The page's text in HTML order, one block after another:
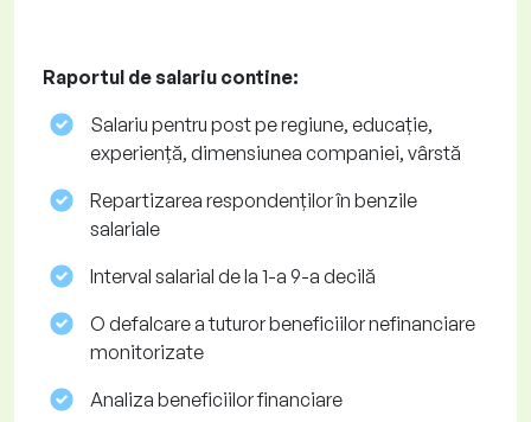
Raportul de salariu contine:
Salariu pentru post pe regiune, educație,
experiență, dimensiunea companiei, vârstă
Repartizarea respondenților în benzile
salariale
Interval salarial de la 1-a 9-a decilă
O defalcare a tuturor beneficiilor nefinanciare
monitorizate
Analiza beneficiilor financiare